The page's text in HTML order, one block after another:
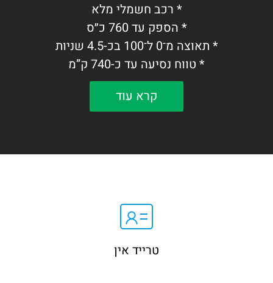
* רכב חשמלי מלא
* הספק עד 760 כ״ס
* תאוצה מ־0 ל־100 בכ-4.5 שניות
* טווח נסיעה עד כ-740 ק”מ
קרא עוד
טרייד אין